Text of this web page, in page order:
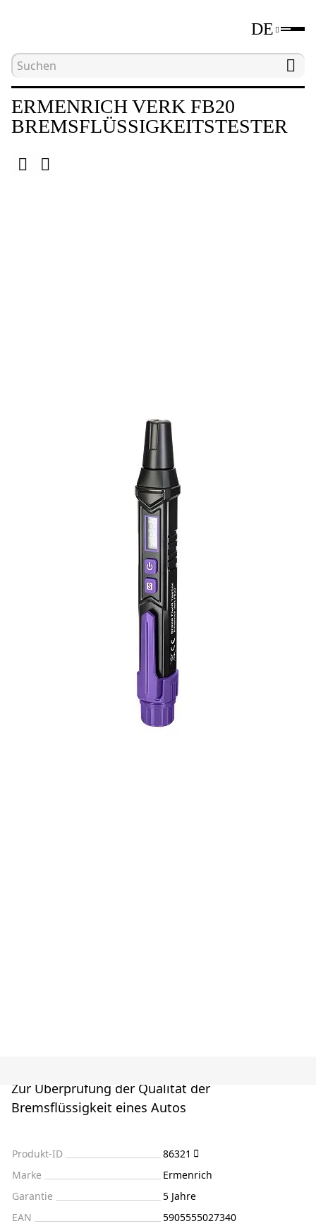
DE
Hauptseite Geräte für
ERMENRICH VERK FB20
BREMSFLÜSSIGKEITSTESTER
Zur Überprüfung der Qualität der
Bremsflüssigkeit eines Autos
Produkt-ID
86321
Marke
Ermenrich
Garantie
5 Jahre
EAN
5905555027340